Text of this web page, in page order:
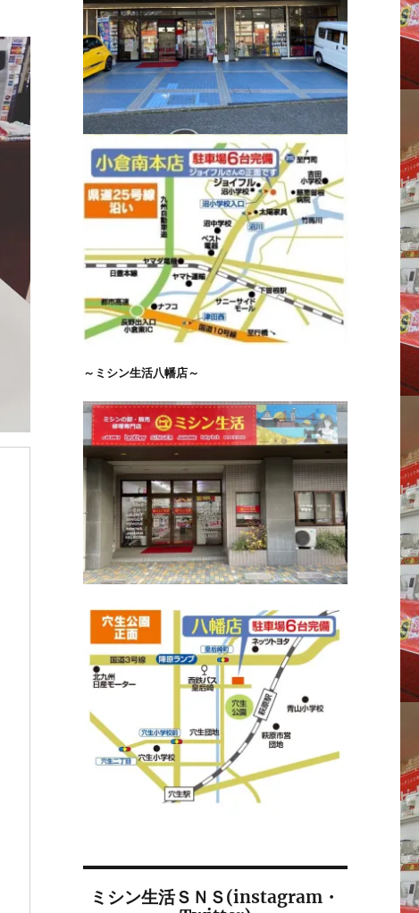
～ミシン生活八幡店～
ミシン生活ＳＮＳ(instagram・